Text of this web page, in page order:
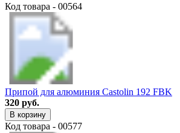
Код товара - 00564
Припой для алюминия Castolin 192 FBK
320 руб.
В корзину
Код товара - 00577